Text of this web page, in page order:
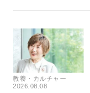
教養・カルチャー
2026.08.08